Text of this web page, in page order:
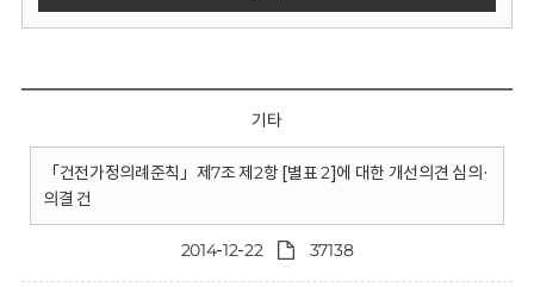
기타
「건전가정의례준칙」제7조 제2항 [별표 2]에 대한 개선의견 심의·
의결 건
2014-12-22 37138